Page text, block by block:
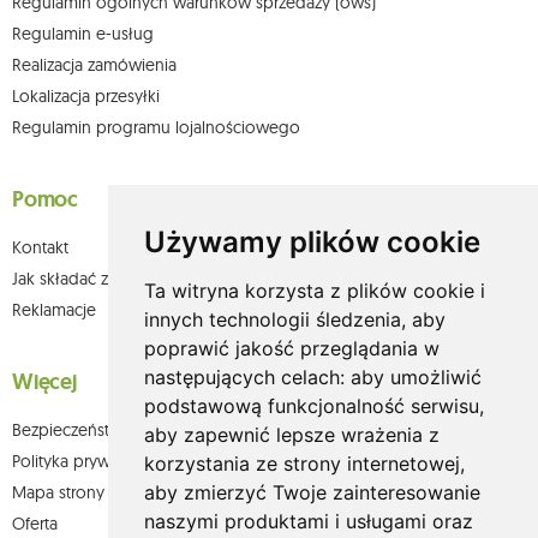
Używamy plików cookie
Ta witryna korzysta z plików cookie i
innych technologii śledzenia, aby
poprawić jakość przeglądania w
następujących celach: aby umożliwić
podstawową funkcjonalność serwisu,
aby zapewnić lepsze wrażenia z
korzystania ze strony internetowej,
aby zmierzyć Twoje zainteresowanie
naszymi produktami i usługami oraz
Regulamin e-usług
Realizacja zamówienia
Lokalizacja przesyłki
Regulamin programu lojalnościowego
Pomoc
Kontakt
Jak składać zamówienia w sklepie olium.pl?
Reklamacje
Więcej
Bezpieczeństwo płatności
Polityka prywatności
Mapa strony
Oferta